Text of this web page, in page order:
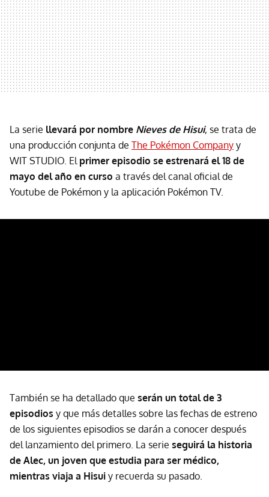
La serie llevará por nombre Nieves de Hisui, se trata de
una producción conjunta de The Pokémon Company y
WIT STUDIO. El primer episodio se estrenará el 18 de
mayo del año en curso a través del canal oficial de
Youtube de Pokémon y la aplicación Pokémon TV.
También se ha detallado que serán un total de 3
episodios y que más detalles sobre las fechas de estreno
de los siguientes episodios se darán a conocer después
del lanzamiento del primero. La serie seguirá la historia
de Alec, un joven que estudia para ser médico,
mientras viaja a Hisui y recuerda su pasado.